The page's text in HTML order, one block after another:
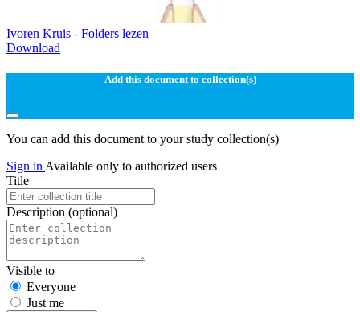
Ivoren Kruis - Folders lezen
Download
Add this document to collection(s)
You can add this document to your study collection(s)
Sign in Available only to authorized users
Title
Description (optional)
Visible to
Everyone
Just me